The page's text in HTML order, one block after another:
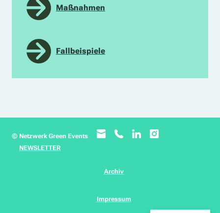
Maßnahmen
Fallbeispiele
© Netzwerk Green Events
NEWSLETTER
Archiv
Impressum